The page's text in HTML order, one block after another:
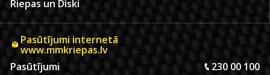
Riepas un Diski
Pasūtījumi internetā
www.mmkriepas.lv
Pasūtījumi
230 00 100